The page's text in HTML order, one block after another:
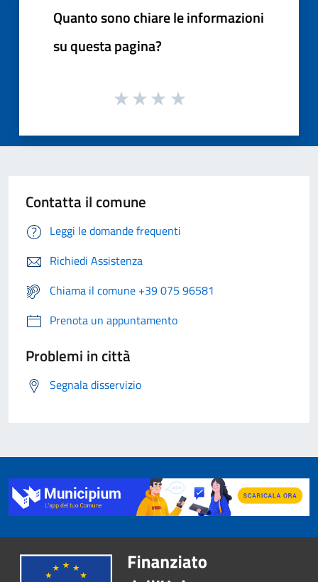
Quanto sono chiare le informazioni
su questa pagina?
Contatta il comune
Leggi le domande frequenti
Richiedi Assistenza
Chiama il comune +39 075 96581
Prenota un appuntamento
Problemi in città
Segnala disservizio